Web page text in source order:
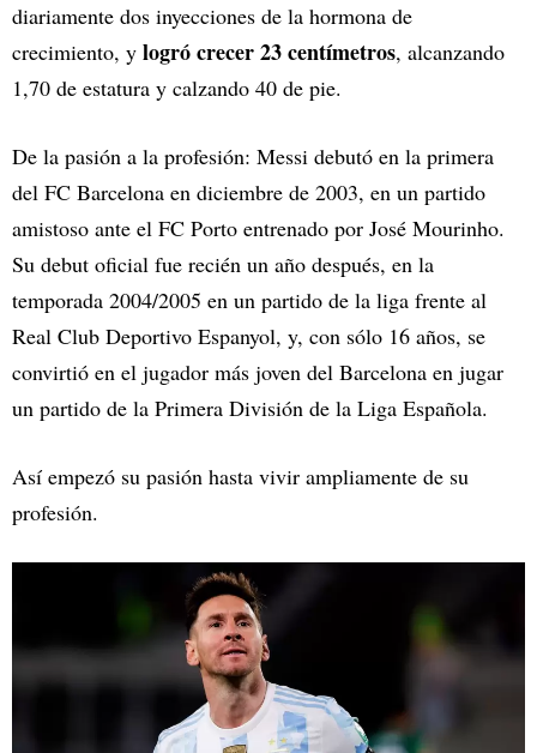
diariamente dos inyecciones de la hormona de
crecimiento, y logró crecer 23 centímetros, alcanzando
1,70 de estatura y calzando 40 de pie.
De la pasión a la profesión: Messi debutó en la primera
del FC Barcelona en diciembre de 2003, en un partido
amistoso ante el FC Porto entrenado por José Mourinho.
Su debut oficial fue recién un año después, en la
temporada 2004/2005 en un partido de la liga frente al
Real Club Deportivo Espanyol, y, con sólo 16 años, se
convirtió en el jugador más joven del Barcelona en jugar
un partido de la Primera División de la Liga Española.
Así empezó su pasión hasta vivir ampliamente de su
profesión.